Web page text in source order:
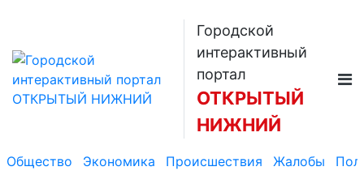
Городской
интерактивный
портал
ОТКРЫТЫЙ
НИЖНИЙ
Общество Экономика Происшествия Жалобы